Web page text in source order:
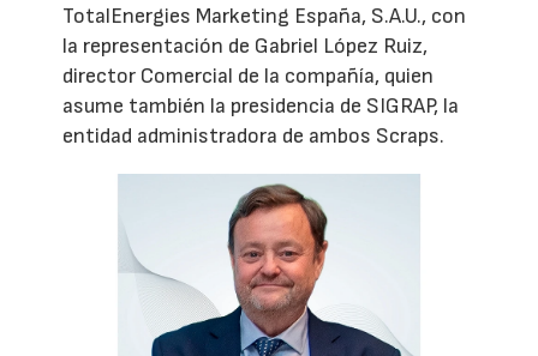
TotalEnergies Marketing España, S.A.U., con
la representación de Gabriel López Ruiz,
director Comercial de la compañía, quien
asume también la presidencia de SIGRAP, la
entidad administradora de ambos Scraps.